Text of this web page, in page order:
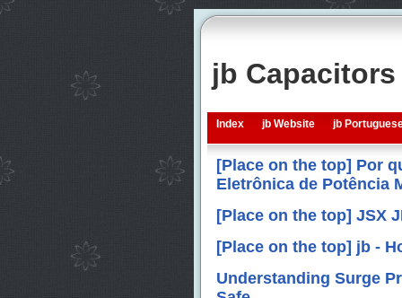
jb
Index jb Website jb
[Place on the top] Por
Eletrônica de Potência
[Place on the top] JSX
[Place on the top] jb -
Understanding Surge